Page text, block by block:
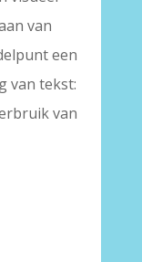
van
een
van tekst:
van